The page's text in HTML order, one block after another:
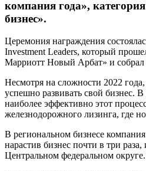
компания года»,
бизнес».
Церемония награждения
Investment Leaders, который
Марриотт Новый Арбат» и собрал
Несмотря на сложности 2022
успешно развивать свой бизнес.
наиболее эффективно этот
железнодорожного лизинга, где
В региональном бизнесе
нарастив бизнес почти в три раза,
Центральном федеральном округе.